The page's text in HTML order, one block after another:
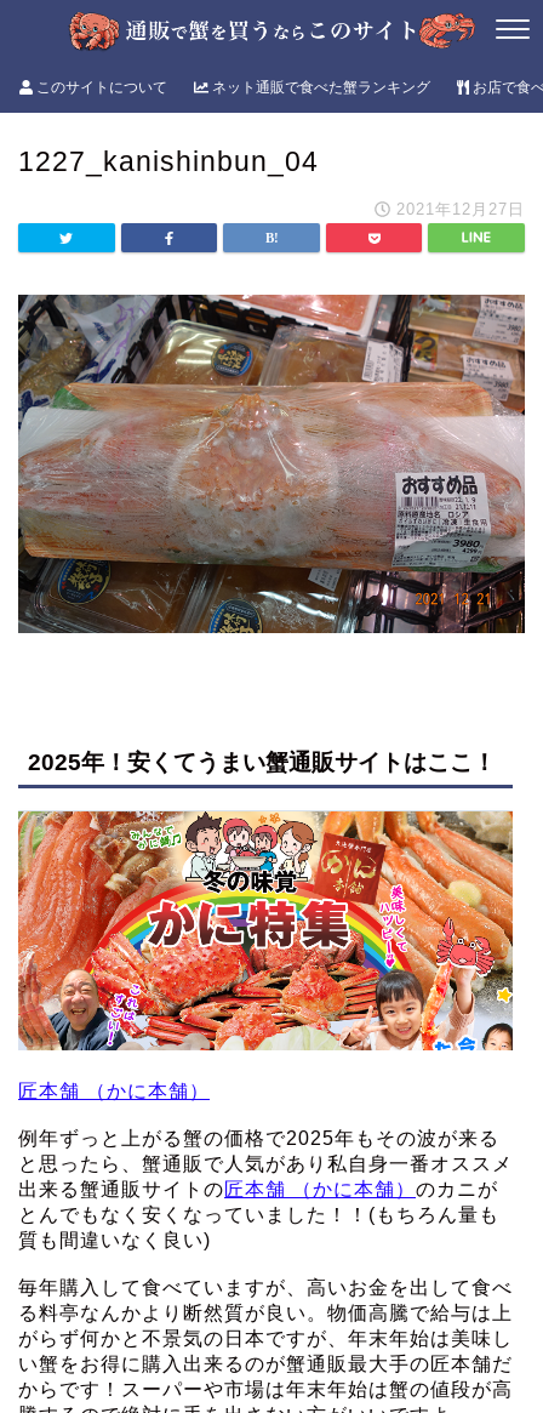
このサイトについて ネット通販で食べた蟹ランキング お店で食
1227_kanishinbun_04
2021年12月27日
2025年！安くてうまい蟹通販サイトはここ！
匠本舗 （かに本舗）
例年ずっと上がる蟹の価格で2025年もその波が来る
と思ったら、蟹通販で人気があり私自身一番オススメ
出来る蟹通販サイトの匠本舗 （かに本舗） のカニが
とんでもなく安くなっていました！！(もちろん量も
質も間違いなく良い)
毎年購入して食べていますが、高いお金を出して食べ
る料亭なんかより断然質が良い。物価高騰で給与は上
がらず何かと不景気の日本ですが、年末年始は美味し
い蟹をお得に購入出来るのが蟹通販最大手の匠本舗だ
からです！スーパーや市場は年末年始は蟹の値段が高